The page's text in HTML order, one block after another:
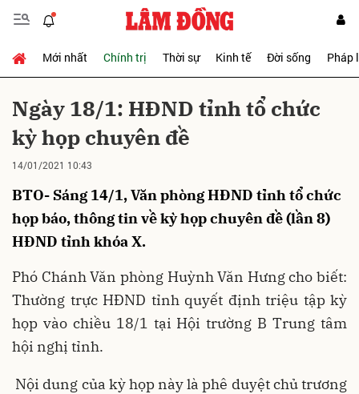
Mới nhất Chính trị Thời sự Kinh tế Đời sống Pháp
Ngày 18/1: HĐND tỉnh tổ chức
kỳ họp chuyên đề
14/01/2021 10:43
BTO- Sáng 14/1, Văn phòng HĐND tỉnh tổ chức
họp báo, thông tin về kỳ họp chuyên đề (lần 8)
HĐND tỉnh khóa X.
Phó Chánh Văn phòng Huỳnh Văn Hưng cho biết:
Thường trực HĐND tỉnh quyết định triệu tập kỳ
họp vào chiều 18/1 tại Hội trường B Trung tâm
hội nghị tỉnh.
Nội dung của kỳ họp này là phê duyệt chủ trương
Gửi bình luận